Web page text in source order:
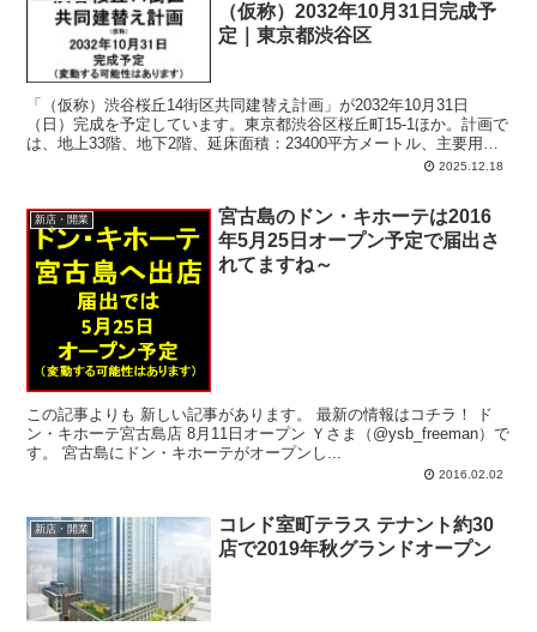
（仮称）2032年10月31日完成予
定｜東京都渋谷区
「（仮称）渋谷桜丘14街区共同建替え計画」が2032年10月31日
（日）完成を予定しています。東京都渋谷区桜丘町15-1ほか。計画で
は、地上33階、地下2階、延床面積：23400平方メートル、主要用
2025.12.18
新店・開業
宮古島のドン・キホーテは2016
年5月25日オープン予定で届出さ
れてますね～
この記事よりも 新しい記事があります。 最新の情報はコチラ！ ド
ン・キホーテ宮古島店 8月11日オープン Ｙさま（@ysb_freeman）で
す。 宮古島にドン・キホーテがオープンし...
2016.02.02
新店・開業
コレド室町テラス テナント約30
店で2019年秋グランドオープン